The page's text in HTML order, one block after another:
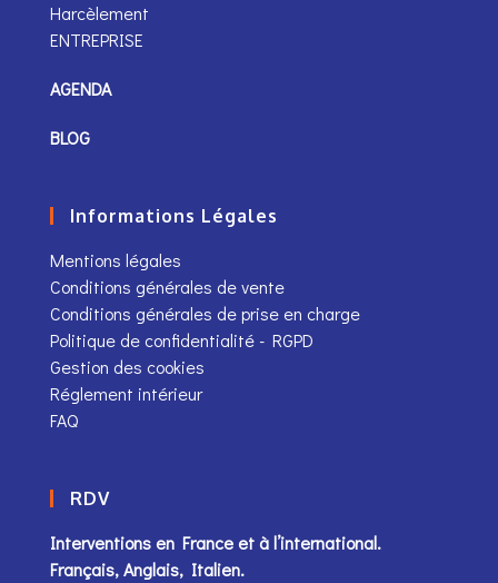
Harcèlement
ENTREPRISE
AGENDA
BLOG
Informations Légales
Mentions légales
Conditions générales de vente
Conditions générales de prise en charge
Politique de confidentialité - RGPD
Gestion des cookies
Réglement intérieur
FAQ
RDV
Interventions en France et à l’international.
Français, Anglais, Italien.